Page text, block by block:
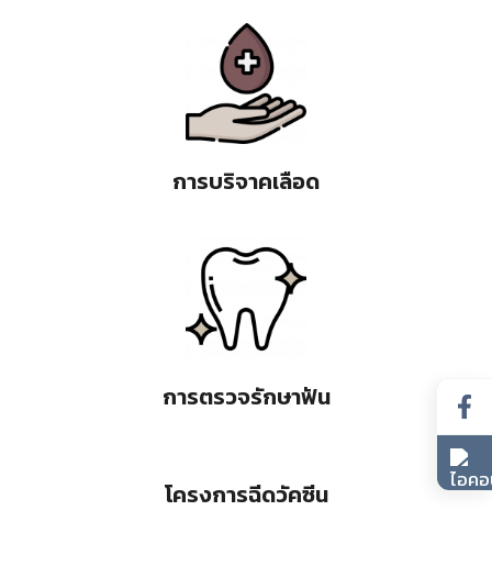
การบริจาคเลือด
การตรวจรักษาฟัน
โครงการฉีดวัคซีน